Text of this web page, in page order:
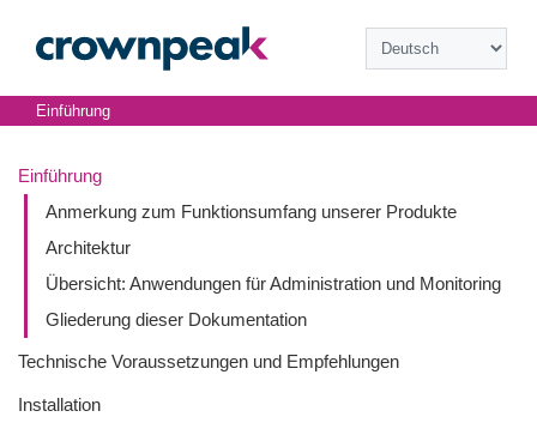
Einführung
Anmerkung zum Funktionsumfang unserer Produkte
Architektur
Übersicht: Anwendungen für Administration und Monitoring
Gliederung dieser Dokumentation
Technische Voraussetzungen und Empfehlungen
Installation
Einführung